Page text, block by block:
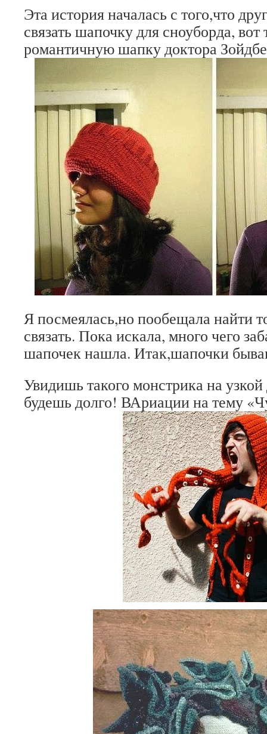
Эта история началась с того,что
связать шапочку для сноуборда,
романтичную шапку доктора
Я посмеялась,но пообещала найти
связать. Пока искала, много чего
шапочек нашла. Итак,шапочки
Увидишь такого монстрика на
будешь долго! ВАриации на тему